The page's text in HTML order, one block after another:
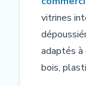
vitrines
adaptés à
bois,